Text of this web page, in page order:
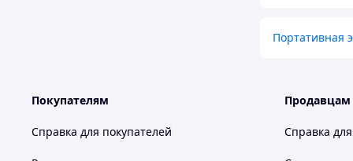
Портативная
Покупателям
Справка для покупателей
Продавцам
Справка